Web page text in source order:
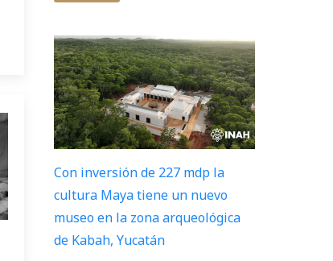
Con inversión de 227 mdp la
cultura Maya tiene un nuevo
museo en la zona arqueológica
de Kabah, Yucatán